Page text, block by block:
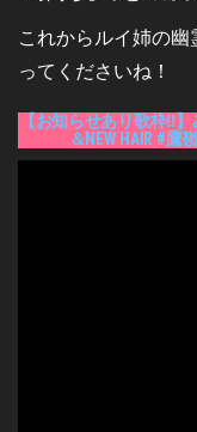
これからルイ姉の
ってくださいね！
【お知らせあり歌枠‼
＆NEW HAIR #